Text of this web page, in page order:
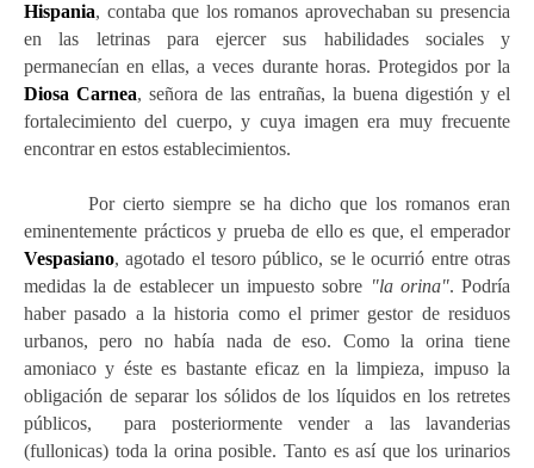
Hispania, contaba que los romanos aprovechaban su presencia
en las letrinas para ejercer sus habilidades sociales y
permanecían en ellas, a veces durante horas. Protegidos por la
Diosa Carnea, señora de las entrañas, la buena digestión y el
fortalecimiento del cuerpo, y cuya imagen era muy frecuente
encontrar en estos establecimientos.
Por cierto siempre se ha dicho que los romanos eran
eminentemente prácticos y prueba de ello es que, el emperador
Vespasiano, agotado el tesoro público, se le ocurrió entre otras
medidas la de establecer un impuesto sobre "la orina". Podría
haber pasado a la historia como el primer gestor de residuos
urbanos, pero no había nada de eso. Como la orina tiene
amoniaco y éste es bastante eficaz en la limpieza, impuso la
obligación de separar los sólidos de los líquidos en los retretes
públicos, para posteriormente vender a las lavanderias
(fullonicas) toda la orina posible. Tanto es así que los urinarios